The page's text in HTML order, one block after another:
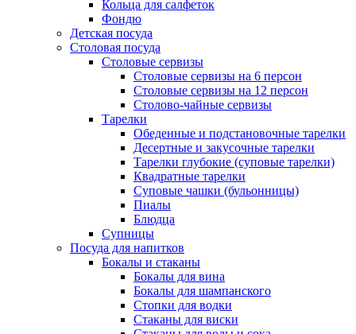
Кольца для салфеток
Фондю
Детская посуда
Столовая посуда
Столовые сервизы
Столовые сервизы на 6 персон
Столовые сервизы на 12 персон
Столово-чайные сервизы
Тарелки
Обеденные и подстановочные тарелки
Десертные и закусочные тарелки
Тарелки глубокие (суповые тарелки)
Квадратные тарелки
Суповые чашки (бульонницы)
Пиалы
Блюдца
Супницы
Посуда для напитков
Бокалы и стаканы
Бокалы для вина
Бокалы для шампанского
Стопки для водки
Стаканы для виски